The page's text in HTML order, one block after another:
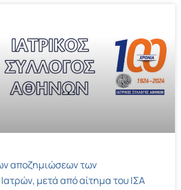
αποζημιώσεων των
μετά από αίτημα του ΙΣΑ